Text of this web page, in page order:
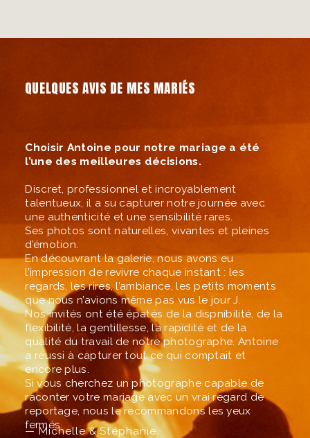
QUELQUES AVIS DE MES MARIÉS
Choisir Antoine pour notre mariage a été
l’une des meilleures décisions.
Discret, professionnel et incroyablement
talentueux, il a su capturer notre journée avec
une authenticité et une sensibilité rares.
Ses photos sont naturelles, vivantes et pleines
d’émotion.
En découvrant la galerie, nous avons eu
l’impression de revivre chaque instant : les
regards, les rires, l’ambiance, les petits moments
que nous n’avions même pas vus le jour J.
Nos invités ont été épatés de la dispnibilité, de la
flexibilité, la gentillesse, la rapidité et de la
qualité du travail de notre photographe. Antoine
a réussi à capturer tout ce qui comptait et
encore plus.
Si vous cherchez un photographe capable de
raconter votre mariage avec un vrai regard de
reportage, nous le recommandons les yeux
fermés.
— Michelle & Stéphanie